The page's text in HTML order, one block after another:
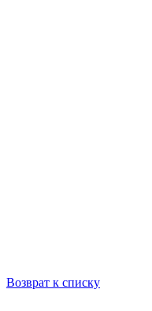
Возврат к списку